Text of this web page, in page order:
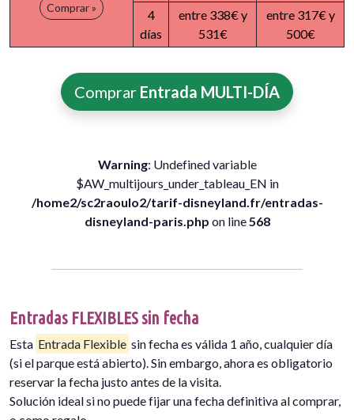
Comprar »
4
días
entre 338€ y
531€
entre 317€ y
500€
Comprar Entrada MULTI-DÍA
Warning: Undefined variable
$AW_multijours_under_tableau_EN in
/home2/sc2raoulo2/tarif-disneyland.fr/entradas-
disneyland-paris.php on line568
Entradas FLEXIBLES sin fecha
Esta Entrada Flexible sin fecha es válida 1 año, cualquier día
(si el parque está abierto). Sin embargo, ahora es obligatorio
reservar la fecha justo antes de la visita.
Solución ideal si no puede fijar una fecha definitiva al comprar,